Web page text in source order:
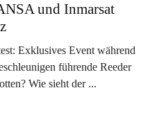
und Inmarsat
Exklusives Event während
führende Reeder
Wie sieht der ...